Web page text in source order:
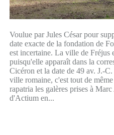
Voulue par Jules César pour
date exacte de la fondation de
est incertaine. La ville de Fréjus
puisqu'elle apparaît dans la
Cicéron et la date de 49 av. J.-
ville romaine, c'est tout de
rapatria les galères prises à
d'Actium en...